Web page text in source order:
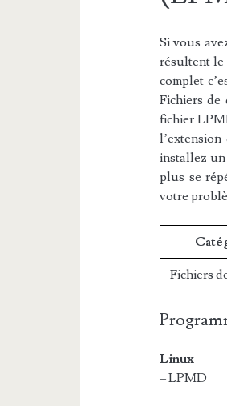
Si vous
résultent le
complet
Fichiers de
fichier
installez un
plus se
votre
Fichiers
Linux
– LPMD